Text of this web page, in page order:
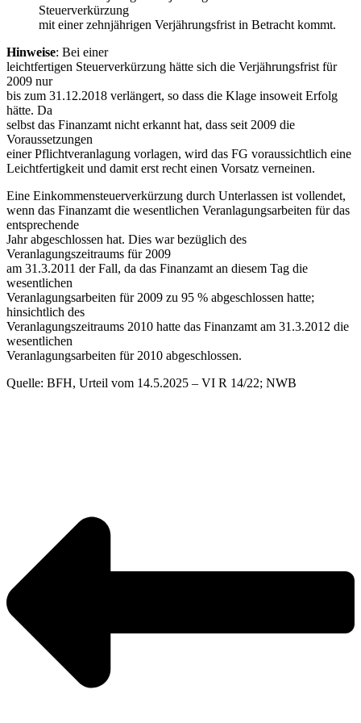
Steuerverkürzung
mit einer zehnjährigen Verjährungsfrist in Betracht kommt.
Hinweise: Bei einer
leichtfertigen Steuerverkürzung hätte sich die Verjährungsfrist für
2009 nur
bis zum 31.12.2018 verlängert, so dass die Klage insoweit Erfolg
hätte. Da
selbst das Finanzamt nicht erkannt hat, dass seit 2009 die
Voraussetzungen
einer Pflichtveranlagung vorlagen, wird das FG voraussichtlich eine
Leichtfertigkeit und damit erst recht einen Vorsatz verneinen.
Eine Einkommensteuerverkürzung durch Unterlassen ist vollendet,
wenn das Finanzamt die wesentlichen Veranlagungsarbeiten für das
entsprechende
Jahr abgeschlossen hat. Dies war bezüglich des
Veranlagungszeitraums für 2009
am 31.3.2011 der Fall, da das Finanzamt an diesem Tag die
wesentlichen
Veranlagungsarbeiten für 2009 zu 95 % abgeschlossen hatte;
hinsichtlich des
Veranlagungszeitraums 2010 hatte das Finanzamt am 31.3.2012 die
wesentlichen
Veranlagungsarbeiten für 2010 abgeschlossen.
Quelle: BFH, Urteil vom 14.5.2025 – VI R 14/22; NWB